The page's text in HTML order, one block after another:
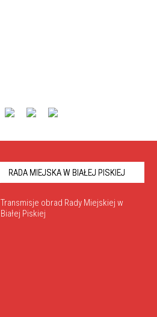
RADA MIEJSKA W BIAŁEJ PISKIEJ
Transmisje obrad Rady Miejskiej w
Białej Piskiej